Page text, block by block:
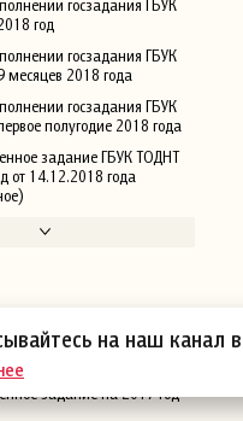
госзадания ГБУК
год
госзадания ГБУК
месяцев 2018 года
госзадания ГБУК
полугодие 2018 года
задание ГБУК ТОДНТ
от 14.12.2018 года
заданию за
задание на 2017 год
на наш канал